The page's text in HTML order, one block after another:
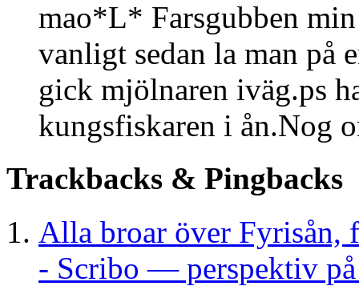
mao*L* Farsgubben
vanligt sedan la man på
gick mjölnaren iväg.ps
kungsfiskaren i ån.Nog
Trackbacks & Pingbacks
Alla broar över Fyrisån,
- Scribo — perspektiv